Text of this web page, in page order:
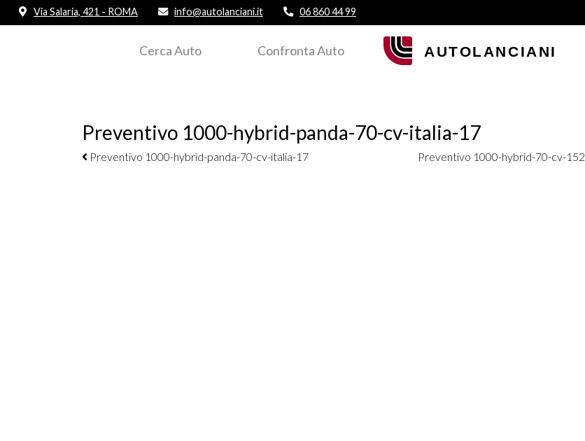
Via Salaria, 421 - ROMA info@autolanciani.it 06 860 44 99
Cerca Auto Confronta Auto
Preventivo 1000-hybrid-panda-70-cv-italia-17
Navigazione elementi
Preventivo 1000-hybrid-panda-70-cv-italia-17 Preventivo 1000-hybrid-70-cv-152